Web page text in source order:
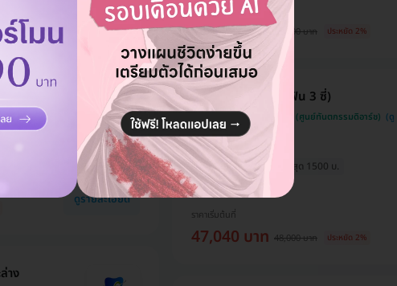
บ.
ฟัน
ดูรายละเอียด
าง
ราคาเริ่มต้นที่
15,680 บาท 16,000 บาท ประหยัด 2%
HD ออกค่าประเมินให้! สูงสุด 1500 บ.
ถูกที่สุดเมื่อจองกับ HD
ทำสะพานฟัน (ครอบฟัน 3 ซี่)
The ARCH Dental Center (ศูนย์ทันตกรรมดิอาร์ช)
ราคาเริ่มต้นที่
47,040 บาท 48,000 บาท ประหยัด 2%